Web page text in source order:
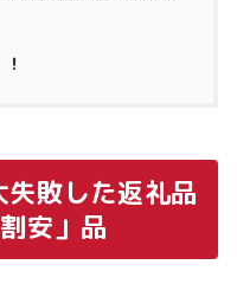
敗した返礼品
安」品